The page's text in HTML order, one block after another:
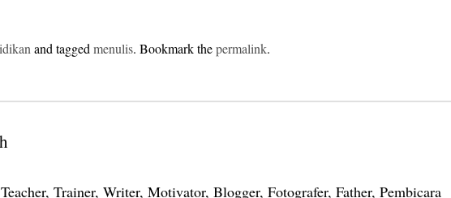
and taggedmenulis. Bookmark thepermalink.
Teacher, Trainer, Writer, Motivator, Blogger, Fotografer, Father, Pembicara